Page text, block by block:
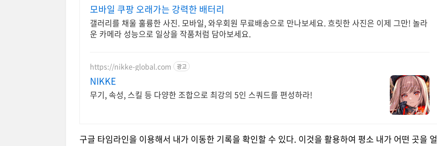
모바일 쿠팡 오래가는 강력한 배터리
갤러리를 채울 훌륭한 사진. 모바일, 와우회원 무료배송으로 만나보세요. 흐릿한 사진은 이제 그만! 놀라
운 카메라 성능으로 일상을 작품처럼 담아보세요.
https://nikke-global.com 광고
NIKKE
무기, 속성, 스킬 등 다양한 조합으로 최강의 5인 스쿼드를 편성하라!
구글 타임라인을 이용해서 내가 이동한 기록을 확인할 수 있다. 이것을 활용하여 평소 내가 어떤 곳을 얼